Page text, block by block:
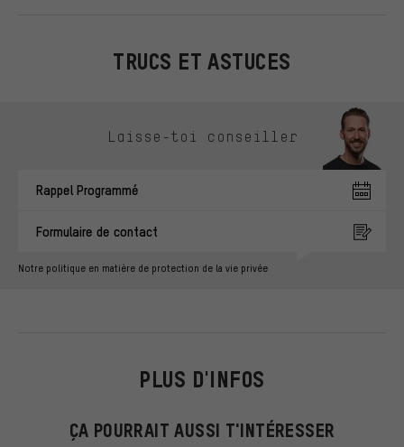
TRUCS ET ASTUCES
Laisse-toi conseiller
Rappel Programmé
Formulaire de contact
Notre politique en matière de protection de la vie privée
PLUS D'INFOS
ÇA POURRAIT AUSSI T'INTÉRESSER